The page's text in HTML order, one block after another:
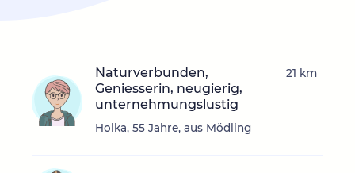
Naturverbunden,
Geniesserin, neugierig,
unternehmungslustig
Holka, 55 Jahre, aus Mödling
21 km